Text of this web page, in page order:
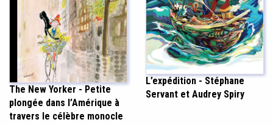
The New Yorker - Petite
plongée dans l’Amérique à
travers le célèbre monocle
L’expédition - Stéphane
Servant et Audrey Spiry